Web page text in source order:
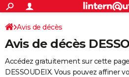
ACTUALITÉS
Politique
Société
Faits Divers
Education
Monde
Villes
+
SPORT
Coupe du monde 2026
Football
Tennis
Cyclisme
Rugby
Forum
Programme TV
TNT
Streaming
Cinéma
Sorties cinéma
Musique
+
FINANCE
Avis de décès
Avis de décès
Accédez gratuitement sur cette
DESSOUDEIX. Vous pouvez affiner